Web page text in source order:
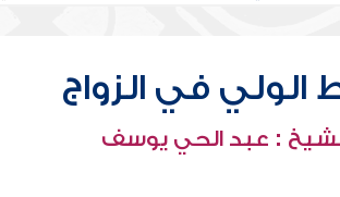
الولي في الزواج
: عبد الحي يوسف